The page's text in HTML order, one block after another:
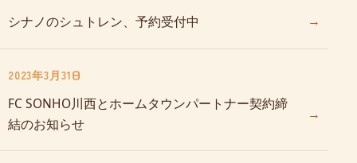
シナノのシュトレン、予約受付中 →
2023年3月31日
FC SONHO川西とホームタウンパートナー契約締
結のお知らせ
→